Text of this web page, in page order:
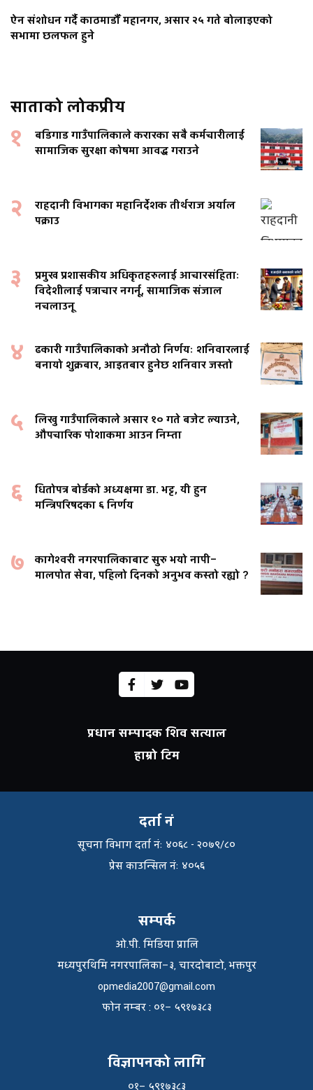
ऐन संशोधन गर्दै काठमाडौँ महानगर, असार २५ गते बोलाइएको
सभामा छलफल हुने
साताको लोकप्रीय
१
बडिगाड गाउँपालिकाले करारका सबै कर्मचारीलाई
सामाजिक सुरक्षा कोषमा आवद्ध गराउने
२
राहदानी विभागका महानिर्देशक तीर्थराज अर्याल
पक्राउ
३
प्रमुख प्रशासकीय अधिकृतहरुलाई आचारसंहिताः
विदेशीलाई पत्राचार नगर्नू, सामाजिक संजाल
नचलाउनू
४
ढकारी गाउँपालिकाको अनौठो निर्णयः शनिवारलाई
बनायो शुक्रबार, आइतबार हुनेछ शनिवार जस्तो
५
लिखु गाउँपालिकाले असार १० गते बजेट ल्याउने,
औपचारिक पोशाकमा आउन निम्ता
६
धितोपत्र बोर्डको अध्यक्षमा डा. भट्ट, यी हुन
मन्त्रिपरिषदका ६ निर्णय
७
कागेश्वरी नगरपालिकाबाट सुरु भयो नापी–
मालपोत सेवा, पहिलो दिनको अनुभव कस्तो रह्यो ?
प्रधान सम्पादक शिव सत्याल
हाम्रो टिम
दर्ता नं
सूचना विभाग दर्ता नंः ४०६८ - २०७९/८०
प्रेस काउन्सिल नंः ४०५६
सम्पर्क
ओ.पी. मिडिया प्रालि
मध्यपुरथिमि नगरपालिका–३, चारदोबाटो, भक्तपुर
opmedia2007@gmail.com
फाेन नम्बर : ०१– ५९१७३८३
विज्ञापनको लागि
०१– ५९१७३८३